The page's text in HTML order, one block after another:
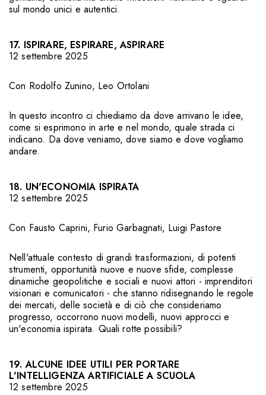
sul mondo unici e autentici.
17. ISPIRARE, ESPIRARE, ASPIRARE
12 settembre 2025
Con Rodolfo Zunino, Leo Ortolani
In questo incontro ci chiediamo da dove arrivano le idee,
come si esprimono in arte e nel mondo, quale strada ci
indicano. Da dove veniamo, dove siamo e dove vogliamo
andare.
18. UN'ECONOMIA ISPIRATA
12 settembre 2025
Con Fausto Caprini, Furio Garbagnati, Luigi Pastore
Nell'attuale contesto di grandi trasformazioni, di potenti
strumenti, opportunità nuove e nuove sfide, complesse
dinamiche geopolitiche e sociali e nuovi attori - imprenditori
visionari e comunicatori - che stanno ridisegnando le regole
dei mercati, delle società e di ciò che consideriamo
progresso, occorrono nuovi modelli, nuovi approcci e
un'economia ispirata. Quali rotte possibili?
19. ALCUNE IDEE UTILI PER PORTARE
L'INTELLIGENZA ARTIFICIALE A SCUOLA
12 settembre 2025